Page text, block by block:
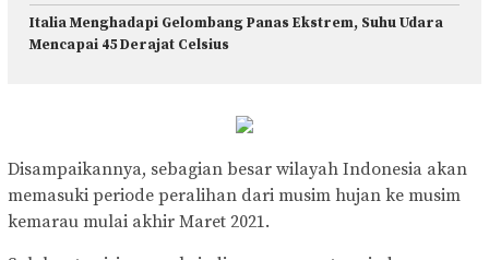
Italia Menghadapi Gelombang Panas Ekstrem, Suhu Udara
Mencapai 45 Derajat Celsius
Disampaikannya, sebagian besar wilayah Indonesia akan
memasuki periode peralihan dari musim hujan ke musim
kemarau mulai akhir Maret 2021.